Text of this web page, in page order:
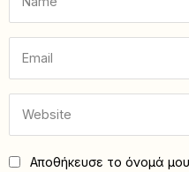
Αποθήκευσε το όνομά